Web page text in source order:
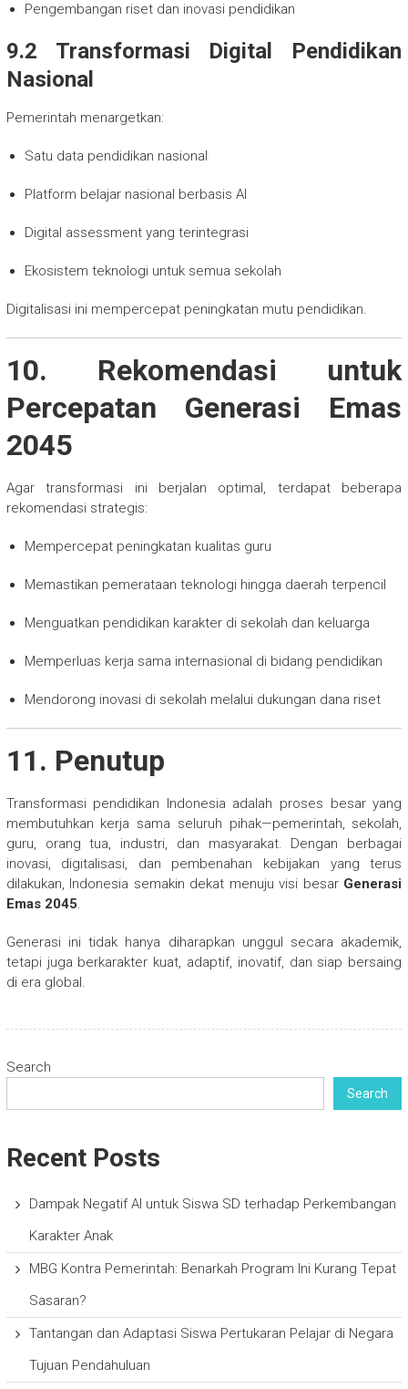
Pengembangan riset dan inovasi pendidikan
9.2 Transformasi Digital Pendidikan
Nasional
Pemerintah menargetkan:
Satu data pendidikan nasional
Platform belajar nasional berbasis AI
Digital assessment yang terintegrasi
Ekosistem teknologi untuk semua sekolah
Digitalisasi ini mempercepat peningkatan mutu pendidikan.
10. Rekomendasi untuk
Percepatan Generasi Emas
2045
Agar transformasi ini berjalan optimal, terdapat beberapa
rekomendasi strategis:
Mempercepat peningkatan kualitas guru
Memastikan pemerataan teknologi hingga daerah terpencil
Menguatkan pendidikan karakter di sekolah dan keluarga
Memperluas kerja sama internasional di bidang pendidikan
Mendorong inovasi di sekolah melalui dukungan dana riset
11. Penutup
Transformasi pendidikan Indonesia adalah proses besar yang
membutuhkan kerja sama seluruh pihak—pemerintah, sekolah,
guru, orang tua, industri, dan masyarakat. Dengan berbagai
inovasi, digitalisasi, dan pembenahan kebijakan yang terus
dilakukan, Indonesia semakin dekat menuju visi besar Generasi
Emas 2045.
Generasi ini tidak hanya diharapkan unggul secara akademik,
tetapi juga berkarakter kuat, adaptif, inovatif, dan siap bersaing
di era global.
Search
Search
Recent Posts
Dampak Negatif AI untuk Siswa SD terhadap Perkembangan
Karakter Anak
MBG Kontra Pemerintah: Benarkah Program Ini Kurang Tepat
Sasaran?
Tantangan dan Adaptasi Siswa Pertukaran Pelajar di Negara
Tujuan Pendahuluan